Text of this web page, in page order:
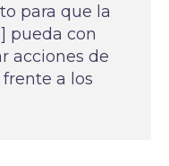
para que la
pueda con
acciones de
a los